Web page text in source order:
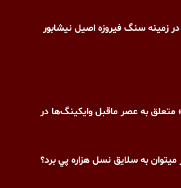
سنگ فیروزه اصیل نیشابور
به عصر ماقبل وایکینگ‌ها در
ميتوان به سلايق نسل هزاره پي برد؟